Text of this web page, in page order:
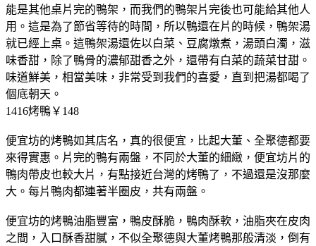
能是其他桌片完的鴨架，而我們的鴨架片完後也可能給其他人
用。這是為了節省等待的時間，所以鴨還在片的時候，鴨架湯
就已經上桌。這鴨架湯還佐以白菜、豆腐燉煮，湯頭白濁，滋
味香甜，除了鴨骨的濃郁甜香之外，還帶有白菜的蔬菜甘甜。
味道鮮美，相當美味，非常受到我們的喜愛，直到把湯都喝了
個底朝天。
1416烤鴨￥148
便宜坊的烤鴨如其店名，真的很便宜，比起大董、全聚德都要
來得實惠。片完的鴨有兩盤，不同於大董的細緻，便宜坊片的
鴨肉帶皮也較大片，有點接近台灣的烤鴨了，不過還是沒那麼
大。每片鴨肉都連著半圈皮，共有兩盤。
便宜坊的烤鴨油脂豐富，鴨皮酥脆，鴨肉酥軟，油脂夾在皮肉
之間，入口酥香甜膩，不似全聚德與大董烤鴨那般清淡，倒有